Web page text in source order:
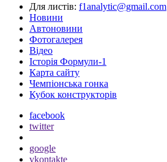
Для листів: f1analytic@gmail.com
Новини
Автоновини
Фотогалерея
Відео
Історія Формули-1
Карта сайту
Чемпіонська гонка
Кубок конструкторів
facebook
twitter
google
vkontakte